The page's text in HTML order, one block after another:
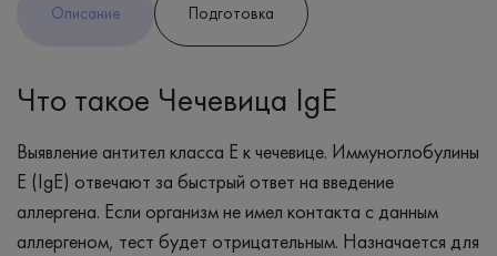
Описание Подготовка
Что такое Чечевица IgE
Выявление антител класса Е к чечевице. Иммуноглобулины
Е (IgE) отвечают за быстрый ответ на введение
аллергена. Если организм не имел контакта с данным
аллергеном, тест будет отрицательным. Назначается для